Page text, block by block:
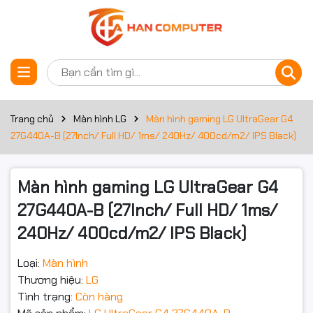
Trang chủ Màn hình LG
Màn hình gaming LG UltraGear G4
27G440A-B (27Inch/ Full HD/ 1ms/ 240Hz/ 400cd/m2/ IPS Black)
Màn hình gaming LG UltraGear G4
27G440A-B (27Inch/ Full HD/ 1ms/
240Hz/ 400cd/m2/ IPS Black)
Loại: Màn hình
Thương hiệu: LG
Tình trạng: Còn hàng
Thông số kỹ thuật
Màn hình
Nhu cầu
Kích thước màn hình 27Inch
Độ phân giải Full HD (1920x1080)
Thời gian đáp ứng
Tần số quét
Đặt trước sản phẩm